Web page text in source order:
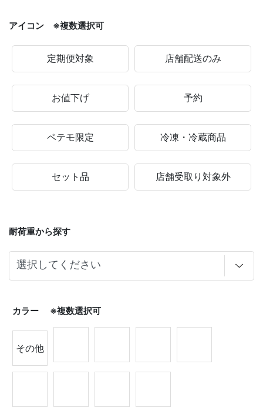
アイコン ※複数選択可
定期便対象 店舗配送のみ
お値下げ 予約
ペテモ限定 冷凍・冷蔵商品
セット品 店舗受取り対象外
耐荷重から探す
カラー ※複数選択可
その他